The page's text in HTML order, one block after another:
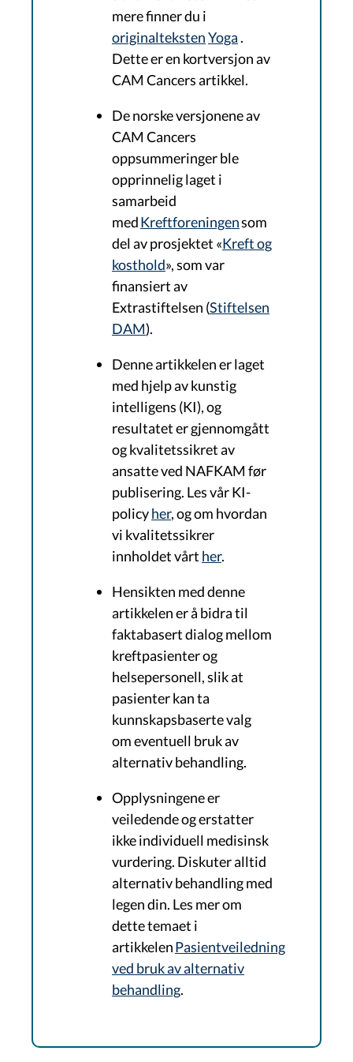
mere finner du i
originaltekstenYoga .
Dette er en kortversjon av
CAM Cancers artikkel.
De norske versjonene av
CAM Cancers
oppsummeringer ble
opprinnelig laget i
samarbeid
medKreftforeningensom
del av prosjektet «Kreft og
kosthold», som var
finansiert av
Extrastiftelsen (Stiftelsen
DAM).
Denne artikkelen er laget
med hjelp av kunstig
intelligens (KI), og
resultatet er gjennomgått
og kvalitetssikret av
ansatte ved NAFKAM før
publisering. Les vår KI-
policyher, og om hvordan
vi kvalitetssikrer
innholdet vårt her.
Hensikten med denne
artikkelen er å bidra til
faktabasert dialog mellom
kreftpasienter og
helsepersonell, slik at
pasienter kan ta
kunnskapsbaserte valg
om eventuell bruk av
alternativ behandling.
Opplysningene er
veiledende og erstatter
ikke individuell medisinsk
vurdering. Diskuter alltid
alternativ behandling med
legen din. Les mer om
dette temaet i
artikkelenPasientveiledning
ved bruk av alternativ
behandling.